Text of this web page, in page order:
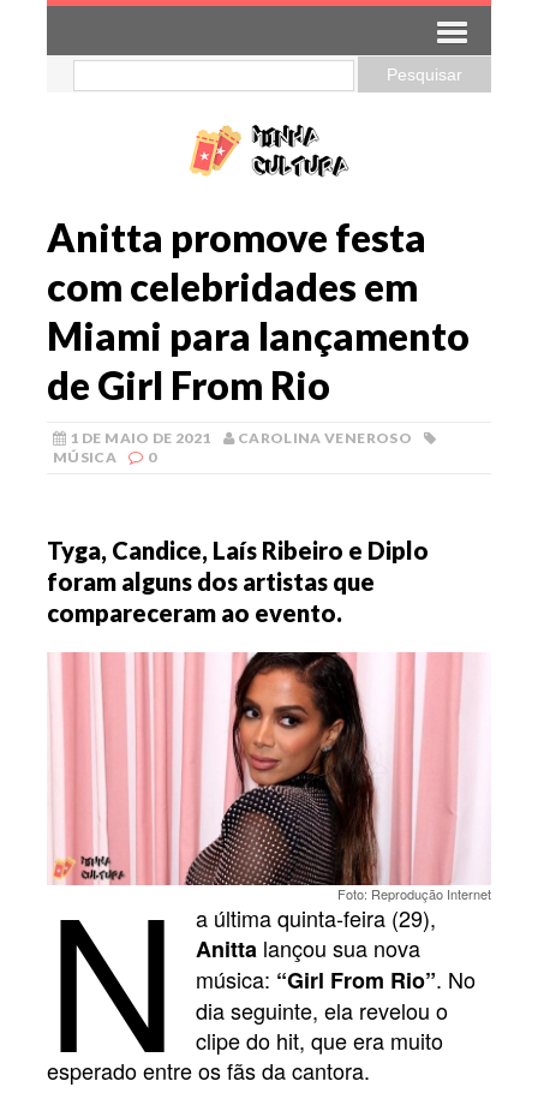
Anitta promove festa
com celebridades em
Miami para lançamento
de Girl From Rio
1 DE MAIO DE 2021
CAROLINA VENEROSO
MÚSICA
0
Tyga, Candice, Laís Ribeiro e Diplo
foram alguns dos artistas que
compareceram ao evento.
Foto: Reprodução Internet
N a última quinta-feira (29),
Anitta lançou sua nova
música: “Girl From Rio”. No
dia seguinte, ela revelou o
clipe do hit, que era muito
esperado entre os fãs da cantora.